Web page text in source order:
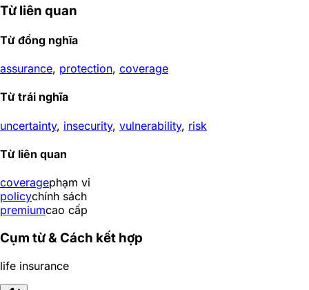
Từ liên quan
Từ đồng nghĩa
assurance, protection, coverage
Từ trái nghĩa
uncertainty, insecurity, vulnerability, risk
Từ liên quan
coveragephạm vi
policychính sách
premiumcao cấp
Cụm từ & Cách kết hợp
life insurance